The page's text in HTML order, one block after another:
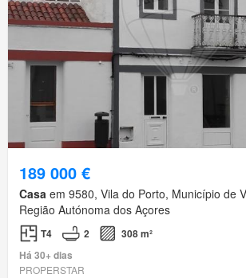
189 000 €
Casa em 9580, Vila do Porto, Município de
Região Autónoma dos Açores
T4 2
308 m²
Há 30+ dias
PROPERSTAR